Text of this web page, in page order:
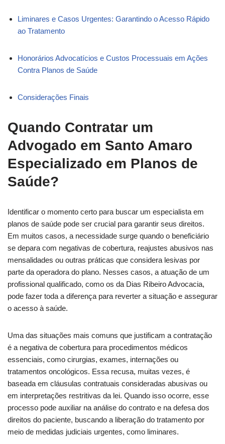
Liminares e Casos Urgentes: Garantindo o Acesso Rápido
ao Tratamento
Honorários Advocatícios e Custos Processuais em Ações
Contra Planos de Saúde
Considerações Finais
Quando Contratar um
Advogado em Santo Amaro
Especializado em Planos de
Saúde?
Identificar o momento certo para buscar um especialista em
planos de saúde pode ser crucial para garantir seus direitos.
Em muitos casos, a necessidade surge quando o beneficiário
se depara com negativas de cobertura, reajustes abusivos nas
mensalidades ou outras práticas que considera lesivas por
parte da operadora do plano. Nesses casos, a atuação de um
profissional qualificado, como os da Dias Ribeiro Advocacia,
pode fazer toda a diferença para reverter a situação e assegurar
o acesso à saúde.
Uma das situações mais comuns que justificam a contratação
é a negativa de cobertura para procedimentos médicos
essenciais, como cirurgias, exames, internações ou
tratamentos oncológicos. Essa recusa, muitas vezes, é
baseada em cláusulas contratuais consideradas abusivas ou
em interpretações restritivas da lei. Quando isso ocorre, esse
processo pode auxiliar na análise do contrato e na defesa dos
direitos do paciente, buscando a liberação do tratamento por
meio de medidas judiciais urgentes, como liminares.